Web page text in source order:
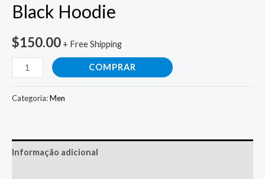
Black Hoodie
$150.00 + Free Shipping
COMPRAR
Categoria:Men
Informação adicional